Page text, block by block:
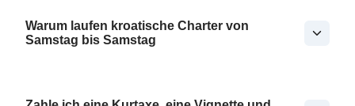
Warum laufen kroatische Charter von
Samstag bis Samstag